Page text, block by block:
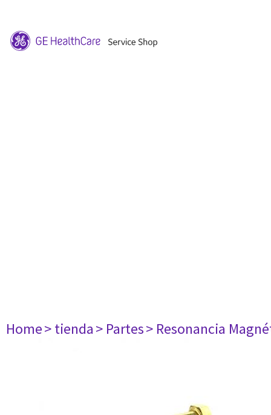
Home> tienda> Partes> Resonancia